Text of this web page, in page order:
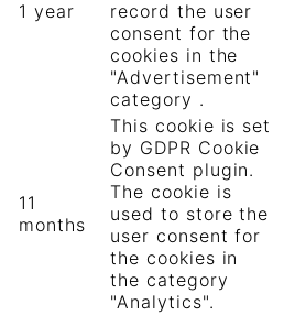
1 year
record the user
consent for the
cookies in the
"Advertisement"
category .
11
months
This cookie is set
by GDPR Cookie
Consent plugin.
The cookie is
used to store the
user consent for
the cookies in
the category
"Analytics".